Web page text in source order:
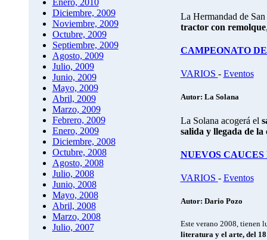
Enero, 2010
Diciembre, 2009
Noviembre, 2009
Octubre, 2009
Septiembre, 2009
Agosto, 2009
Julio, 2009
Junio, 2009
Mayo, 2009
Abril, 2009
Marzo, 2009
Febrero, 2009
Enero, 2009
Diciembre, 2008
Octubre, 2008
Agosto, 2008
Julio, 2008
Junio, 2008
Mayo, 2008
Abril, 2008
Marzo, 2008
Julio, 2007
La Hermandad de
tractor con remolque
CAMPEONATO
VARIOS - Eventos
Autor: La Solana
La Solana acogerá el
salida y llegada de
NUEVOS
VARIOS - Eventos
Autor: Dario Pozo
Este verano 2008, tienen
literatura y el arte, del 18